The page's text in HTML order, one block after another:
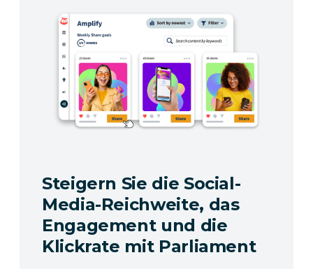
Steigern Sie die Social-
Media-Reichweite, das
Engagement und die
Klickrate mit Parliament